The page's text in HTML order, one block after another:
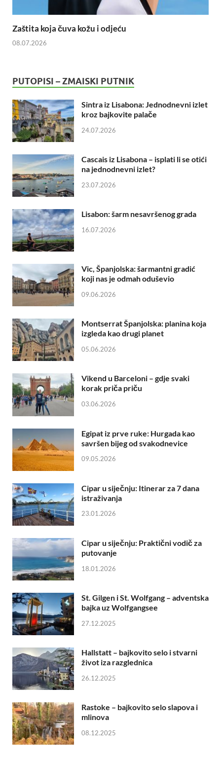
Zaštita koja čuva kožu i odjeću
08.07.2026
PUTOPISI – ZMAISKI PUTNIK
Sintra iz Lisabona: Jednodnevni izlet
kroz bajkovite palače
24.07.2026
Cascais iz Lisabona – isplati li se otići
na jednodnevni izlet?
23.07.2026
Lisabon: šarm nesavršenog grada
16.07.2026
Vic, Španjolska: šarmantni gradić
koji nas je odmah oduševio
09.06.2026
Montserrat Španjolska: planina koja
izgleda kao drugi planet
05.06.2026
Vikend u Barceloni – gdje svaki
korak priča priču
03.06.2026
Egipat iz prve ruke: Hurgada kao
savršen bijeg od svakodnevice
09.05.2026
Cipar u siječnju: Itinerar za 7 dana
istraživanja
23.01.2026
Cipar u siječnju: Praktični vodič za
putovanje
18.01.2026
St. Gilgen i St. Wolfgang – adventska
bajka uz Wolfgangsee
27.12.2025
Hallstatt – bajkovito selo i stvarni
život iza razglednica
26.12.2025
Rastoke – bajkovito selo slapova i
mlinova
08.12.2025